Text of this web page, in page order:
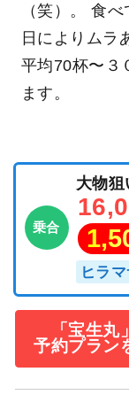
（笑）。 食
日によりムラ
平均70杯〜３
ます。
乗合
大物
ヒラ
「宝生丸
予約プラン